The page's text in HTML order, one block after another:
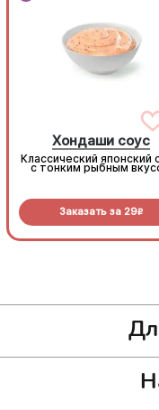
Хондаши соус
Классический японский
с тонким рыбным
Заказать за 29R